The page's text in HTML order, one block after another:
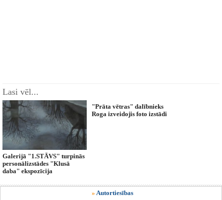
Lasi vēl...
Galerijā "1.STĀVS" turpinās
personālizstādes "Klusā
daba" ekspozīcija
"Prāta vētras" dalībnieks
Roga izveidojis foto izstādi
» Autortiesības